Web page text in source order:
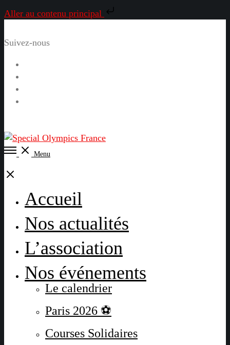
Aller au contenu principal
Suivez-nous
Open
Menu
Close
Accueil
Nos actualités
L’association
Nos événements
Le calendrier
Paris 2026 ⚽
Courses Solidaires